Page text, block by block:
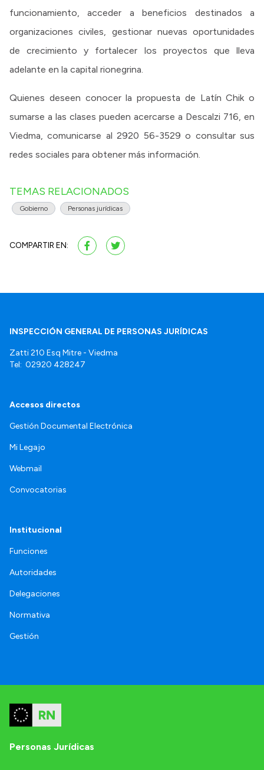
funcionamiento, acceder a beneficios destinados a
organizaciones civiles, gestionar nuevas oportunidades
de crecimiento y fortalecer los proyectos que lleva
adelante en la capital rionegrina.
Quienes deseen conocer la propuesta de Latín Chik o
sumarse a las clases pueden acercarse a Descalzi 716, en
Viedma, comunicarse al 2920 56-3529 o consultar sus
redes sociales para obtener más información.
TEMAS RELACIONADOS
Gobierno Personas jurídicas
COMPARTIR EN:
INSPECCIÓN GENERAL DE PERSONAS JURÍDICAS
Zatti 210 Esq Mitre - Viedma
Tel: 02920 428247
Accesos directos
Gestión Documental Electrónica
Mi Legajo
Webmail
Convocatorias
Institucional
Funciones
Autoridades
Delegaciones
Normativa
Gestión
Personas Jurídicas